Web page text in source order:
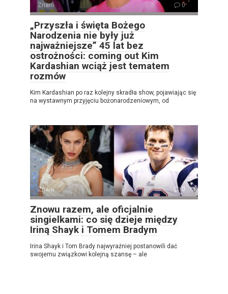
Znani 0
„Przyszła i święta Bożego
Narodzenia nie były już
najważniejsze” 45 lat bez
ostrożności: coming out Kim
Kardashian wciąż jest tematem
rozmów
Kim Kardashian po raz kolejny skradła show, pojawiając się
na wystawnym przyjęciu bożonarodzeniowym, od
Znani 0
Znowu razem, ale oficjalnie
singielkami: co się dzieje między
Iriną Shayk i Tomem Bradym
Irina Shayk i Tom Brady najwyraźniej postanowili dać
swojemu związkowi kolejną szansę – ale